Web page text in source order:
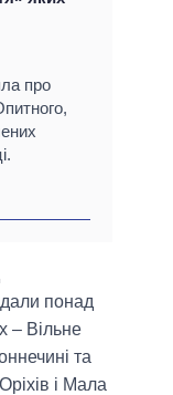
про
понад
– Вільне
та
і Мала